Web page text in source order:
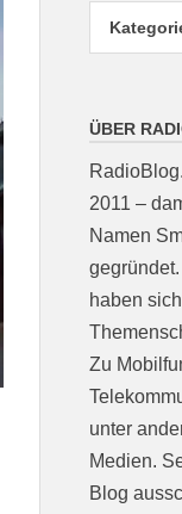
ÜBER
2011 –
Namen
haben
Zu
unter
Medien.
Blog